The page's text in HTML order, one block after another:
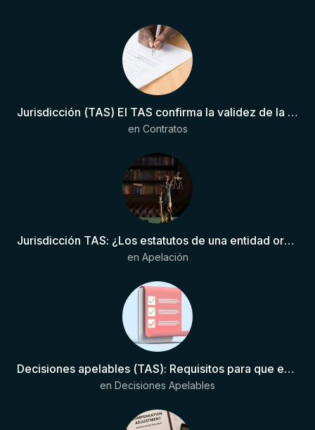
Jurisdicción (TAS) El TAS confirma la validez de la cláusula de sumisión jurisdiccional en el contrato del futbolista.
en Contratos
Jurisdicción TAS: ¿Los estatutos de una entidad organizadora de una liga de fútbol pueden otorgar competencia de forma directa al TAS?
en Apelación
Decisiones apelables (TAS): Requisitos para que exista una decisión
en Decisiones Apelables